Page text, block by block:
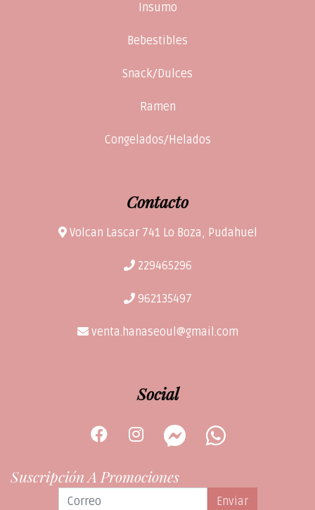
Insumo
Bebestibles
Snack/Dulces
Ramen
Congelados/Helados
Contacto
Volcan Lascar 741 Lo Boza, Pudahuel
229465296
962135497
venta.hanaseoul@gmail.com
Social
Suscripción A Promociones
Enviar